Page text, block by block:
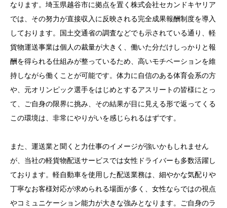
なります。埼玉県越谷市に拠点を置く株式会社セカンドキヤリア
では、その努力が直接収入に反映される完全成果報酬制度を導入
しております。国土交通省の調査などでも示されている通り、軽
貨物運送事業は個人の裁量が大きく、働いた分だけしっかりと報
酬を得られる仕組みが整っているため、高いモチベーションを維
持しながら働くことが可能です。体力に自信のある体育会系の方
や、元オリンピック選手をはじめとするアスリートの皆様にとっ
て、ご自身の限界に挑み、その結果が目に見える形で返ってくる
この環境は、非常にやりがいを感じられるはずです。
また、運送業と聞くと力仕事のイメージが強いかもしれません
が、当社の軽貨物配送サービスでは女性ドライバーも多数活躍し
ております。軽自動車を使用した配送業務は、細やかな気配りや
丁寧なお客様対応が求められる場面が多く、女性ならではの視点
やコミュニケーション能力が大きな強みとなります。ご自身のラ
2. 埼玉県越谷市から皆様をサポートする株式会社セカ
ンドキヤリアの会社概要と安心の環境
3. 頑張った分だけ収入に直結する完全成果報酬制度と
女性ドライバーが活躍できる当社の働き方
5. 採用担当者が教える選考プロセスの全体像と合格率